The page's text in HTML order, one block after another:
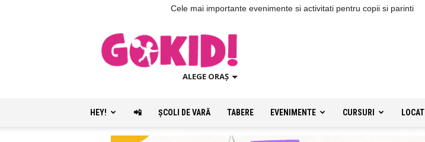
Cele mai importante evenimente si activitati pentru copii si parinti
ALEGE ORAȘ
HEY! 📲 ŞCOLI DE VARĂ TABERE EVENIMENTE CURSURI LOCATII